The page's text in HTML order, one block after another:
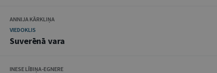
ANNIJA KĀRKLIŅA
VIEDOKLIS
Suverēnā vara
INESE LĪBIŅA-EGNERE